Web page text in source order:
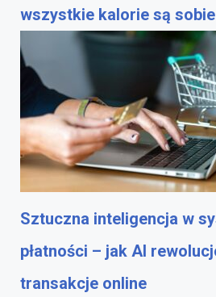
wszystkie kalorie są
Sztuczna inteligencja w
płatności – jak AI
transakcje online